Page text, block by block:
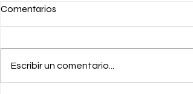
Comentarios
Escribir un comentario...